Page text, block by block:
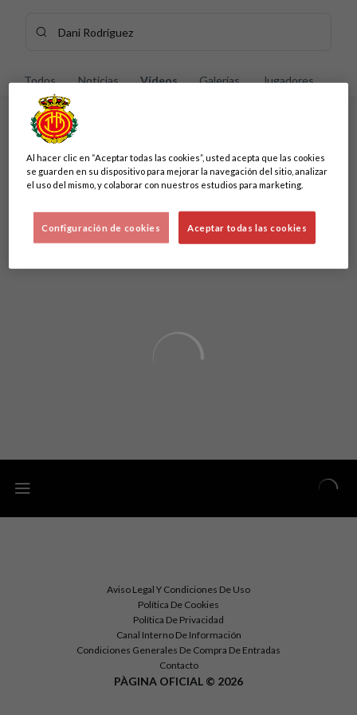
Introduce tu búsqueda, espera unos instantes y te
Todos Noticias Vídeos Galerías Jugadores
Sin resultados
Aviso Legal Y Condiciones De Uso
Política De Cookies
Política De Privacidad
Canal Interno De Información
Condiciones Generales De Compra De Entradas
Contacto
PÀGINA OFICIAL © 2026
Al hacer clic en “Aceptar todas las cookies”, usted acepta que las cookies
se guarden en su dispositivo para mejorar la navegación del sitio, analizar
el uso del mismo, y colaborar con nuestros estudios para marketing.
Aceptar todas las cookies
Configuración de cookies